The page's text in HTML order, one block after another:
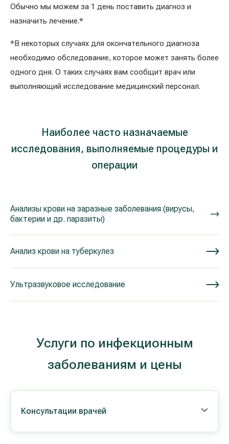
Обычно мы можем за 1 день поставить диагноз и
назначить лечение.*
*В некоторых случаях для окончательного диагноза
необходимо обследование, которое может занять более
одного дня. О таких случаях вам сообщит врач или
выполняющий исследование медицинский персонал.
Наиболее часто назначаемые
исследования, выполняемые процедуры и
операции
Анализы крови на заразные заболевания (вирусы,
бактерии и др. паразиты)
Анализ крови на туберкулез
Ультразвуковое исследование
Услуги по инфекционным
заболеваниям и цены
Консультации врачей